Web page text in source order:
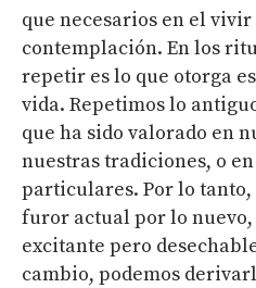
que necesarios en el
contemplación. En los
repetir es lo que otorga
vida. Repetimos lo
que ha sido valorado en
nuestras tradiciones, o
particulares. Por lo
furor actual por lo
excitante pero
cambio, podemos